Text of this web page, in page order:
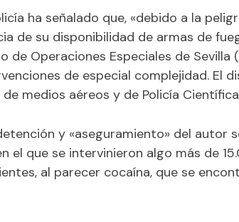
ha señalado que, «debido a la
de su disponibilidad de armas de
de Operaciones Especiales de Sevilla
de especial complejidad. El
medios aéreos y de Policía
y «aseguramiento» del autor
el que se intervinieron algo más de
al parecer cocaína, que se